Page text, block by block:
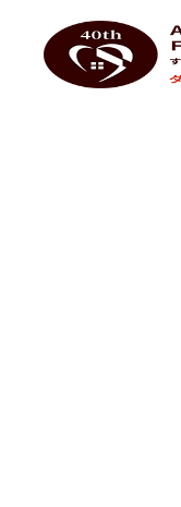
南足柄市雨坪 No.1 神奈川県
ダイトー建